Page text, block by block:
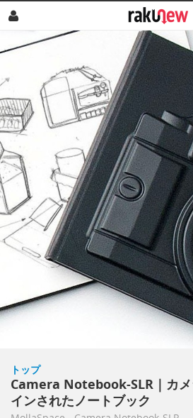
トップ
Camera Notebook-SLR｜カ
インされたノートブック